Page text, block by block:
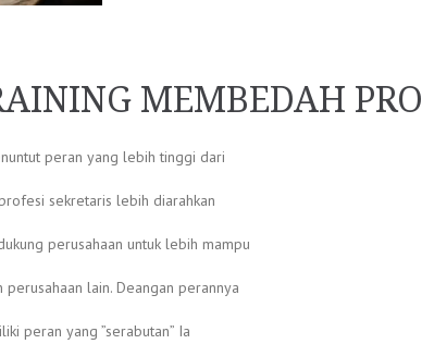
MEMBEDAH
peran yang lebih tinggi dari
sekretaris lebih diarahkan
perusahaan untuk lebih mampu
lain. Deangan perannya
peran yang ”serabutan” Ia